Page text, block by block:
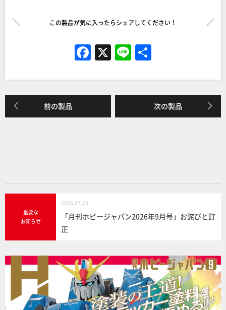
この製品が気に入ったらシェアしてください！
F
c
e
b
X Li
e
前の製品 次の製品
重要な
お知らせ
2026.07.25
「月刊ホビージャパン2026年9月号」お詫びと訂
正